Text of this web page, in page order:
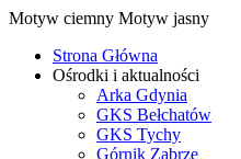
Motyw ciemny Motyw jasny
Strona Główna
Ośrodki i aktualności
Arka Gdynia
GKS Bełchatów
GKS Tychy
Górnik Zabrze